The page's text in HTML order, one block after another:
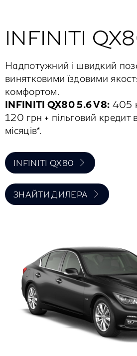
INFINITI
Надпотужний і швидкий
винятковими їздовими
комфортом.
INFINITI QX80 5.6 V8: 405
120 грн + пільговий кредит
місяців*.
INFINITI QX80
ЗНАЙТИ ДИЛЕРА